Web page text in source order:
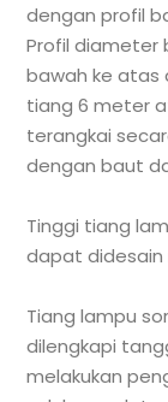
dengan profil
Profil diameter
bawah ke atas
tiang 6 meter
terangkai
dengan baut
Tinggi tiang
dapat
Tiang lampu
dilengkapi
melakukan